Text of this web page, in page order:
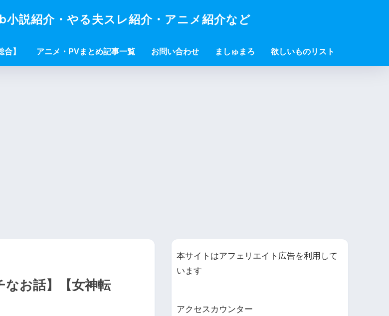
説紹介・やる夫スレ紹介・アニメ紹介など
合】 アニメ・PVまとめ記事一覧 お問い合わせ ましゅまろ 欲しいものリスト
お話】【女神転
本サイトはアフェリエイト広告を利用して
います
アクセスカウンター